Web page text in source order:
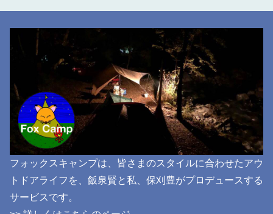
フォックスキャンプは、皆さまのスタイルに合わせたアウ
トドアライフを、飯泉賢と私、保刈豊がプロデュースする
サービスです。